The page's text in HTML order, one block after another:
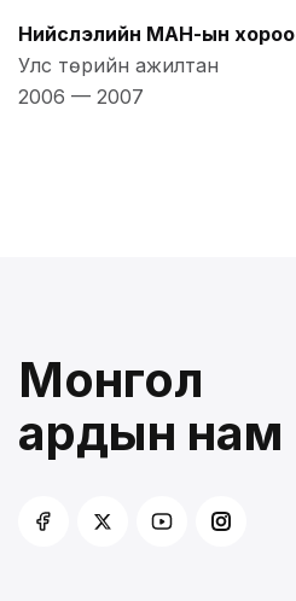
Нийслэлийн МАН-ын хороо
Улс төрийн ажилтан
2006 — 2007
Монгол
ардын нам